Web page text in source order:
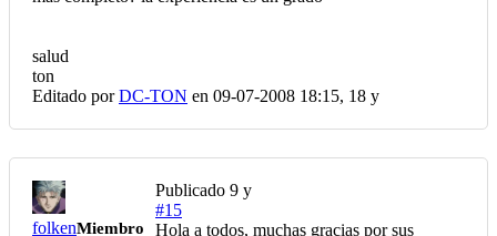
salud
ton
Editado porDC-TON en 09-07-2008 18:15, 18 y
folkenMiembro
Publicado 9 y
#15
Hola a todos, muchas gracias por sus